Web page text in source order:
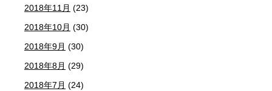
2018年11月 (23)
2018年10月 (30)
2018年9月 (30)
2018年8月 (29)
2018年7月 (24)